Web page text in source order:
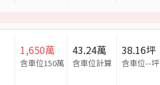
1,650萬
含車位150萬
43.24萬
含車位計算
38.16坪
含車位--坪